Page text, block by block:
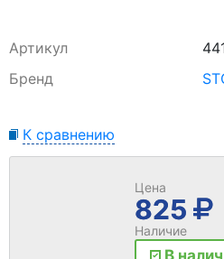
Артикул
Бренд
К сравнению
Цена
825
Наличие
В